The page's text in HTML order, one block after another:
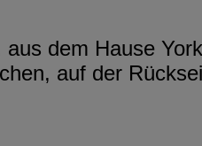
dem Hause
auf der